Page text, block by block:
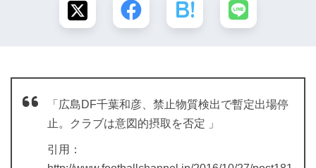
「広島DF千葉和彦、禁止物質検出で暫定出場停
止。クラブは意図的摂取を否定 」
引用：